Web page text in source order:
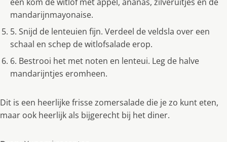
mandarijnmayonaise.
5. Snijd de lenteuien fijn. Verdeel de veldsla over een
schaal en schep de witlofsalade erop.
6. Bestrooi het met noten en lenteui. Leg de halve
mandarijntjes eromheen.
Dit is een heerlijke frisse zomersalade die je zo kunt eten,
maar ook heerlijk als bijgerecht bij het diner.